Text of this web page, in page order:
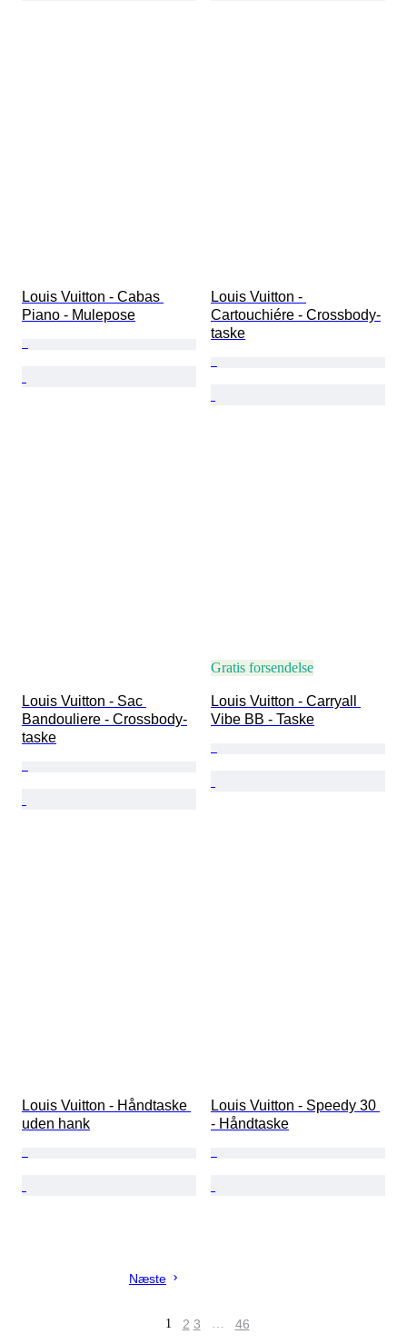
Louis Vuitton - Cabas
Piano - Mulepose
Louis Vuitton -
Cartouchiére - Crossbody-
taske
Louis Vuitton - Sac
Bandouliere - Crossbody-
taske
Gratis forsendelse
Louis Vuitton - Carryall
Vibe BB - Taske
Louis Vuitton - Håndtaske
uden hank
Louis Vuitton - Speedy 30
- Håndtaske
Næste
1 2 3 … 46